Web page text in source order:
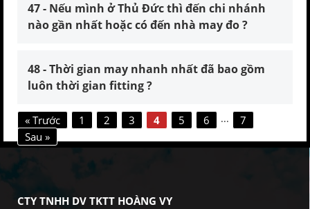
47 - Nếu mình ở Thủ Đức thì đến chi nhánh
nào gần nhất hoặc có đến nhà may đo ?
48 - Thời gian may nhanh nhất đã bao gồm
luôn thời gian fitting ?
« Trước 1 2 3 4 5 6 ...
7
Sau »
CTY TNHH DV TKTT HOÀNG VY